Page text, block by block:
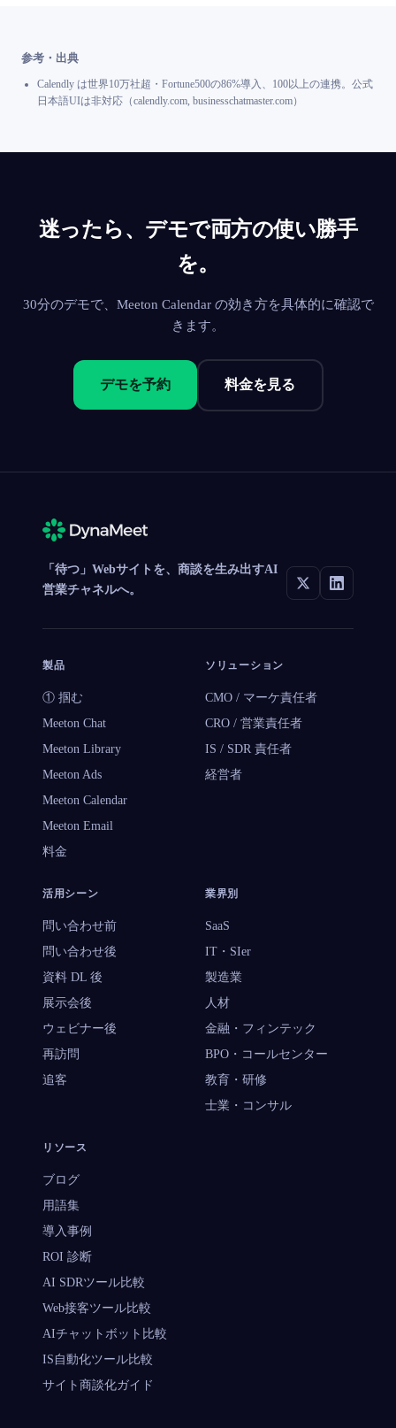
参考・出典
Calendly は世界10万社超・Fortune500の86%導入、100以上の連携。公式
日本語UIは非対応（calendly.com, businesschatmaster.com）
迷ったら、デモで両方の使い勝手
を。
30分のデモで、Meeton Calendar の効き方を具体的に確認で
きます。
デモを予約 料金を見る
「待つ」Webサイトを、商談を生み出すAI
営業チャネルへ。
製品
① 掴む
Meeton Chat
Meeton Library
Meeton Ads
Meeton Calendar
Meeton Email
料金
ソリューション
CMO / マーケ責任者
CRO / 営業責任者
IS / SDR 責任者
経営者
活用シーン
問い合わせ前
問い合わせ後
資料 DL 後
展示会後
ウェビナー後
再訪問
追客
業界別
SaaS
IT・SIer
製造業
人材
金融・フィンテック
BPO・コールセンター
教育・研修
士業・コンサル
リソース
ブログ
用語集
導入事例
ROI 診断
AI SDRツール比較
Web接客ツール比較
AIチャットボット比較
IS自動化ツール比較
サイト商談化ガイド